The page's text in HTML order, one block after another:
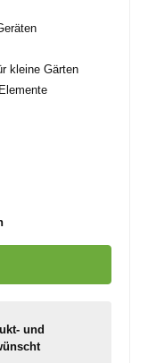
kleine Gärten
und